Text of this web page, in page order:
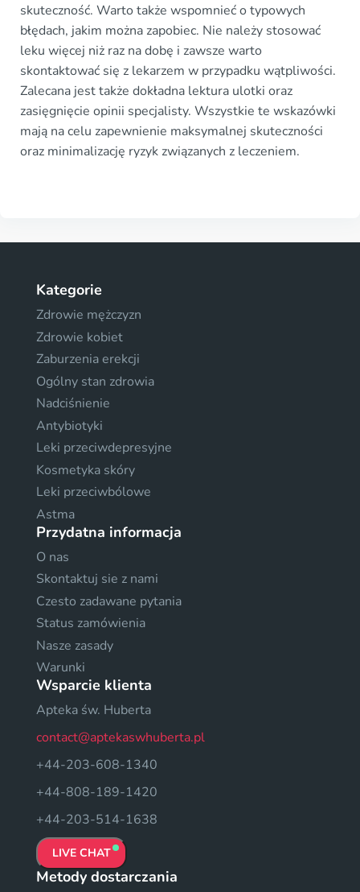
skuteczność. Warto także wspomnieć o typowych
błędach, jakim można zapobiec. Nie należy stosować
leku więcej niż raz na dobę i zawsze warto
skontaktować się z lekarzem w przypadku wątpliwości.
Zalecana jest także dokładna lektura ulotki oraz
zasięgnięcie opinii specjalisty. Wszystkie te wskazówki
mają na celu zapewnienie maksymalnej skuteczności
oraz minimalizację ryzyk związanych z leczeniem.
Kategorie
Zdrowie mężczyzn
Zdrowie kobiet
Zaburzenia erekcji
Ogólny stan zdrowia
Nadciśnienie
Antybiotyki
Leki przeciwdepresyjne
Kosmetyka skóry
Leki przeciwbólowe
Astma
Przydatna informacja
O nas
Skontaktuj sie z nami
Czesto zadawane pytania
Status zamówienia
Nasze zasady
Warunki
Wsparcie klienta
Apteka św. Huberta
contact@aptekaswhuberta.pl
+44-203-608-1340
+44-808-189-1420
+44-203-514-1638
LIVE CHAT
Metody dostarczania